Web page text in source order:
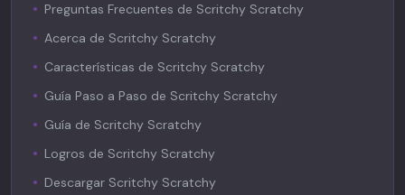
Preguntas Frecuentes de Scritchy Scratchy
Acerca de Scritchy Scratchy
Características de Scritchy Scratchy
Guía Paso a Paso de Scritchy Scratchy
Guía de Scritchy Scratchy
Logros de Scritchy Scratchy
Descargar Scritchy Scratchy